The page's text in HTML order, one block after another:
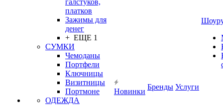
галстуков,
платков
Зажимы для
денег
+ ЕЩЕ 1
СУМКИ
Чемоданы
Портфели
Ключницы
Визитницы
Портмоне
ОДЕЖДА
Новинки
Бренды Услуги